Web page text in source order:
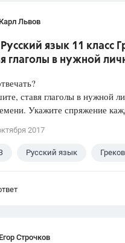
Карл Львов
Русский язык 11 класс
глаголы в нужной
ставя глаголы в нужной
Укажите спряжение
2017
Русский язык
Егор Строчков